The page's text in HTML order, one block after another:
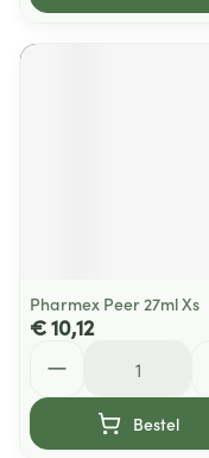
Pharmex Peer 27ml Xs
€ 10,12
Bestel